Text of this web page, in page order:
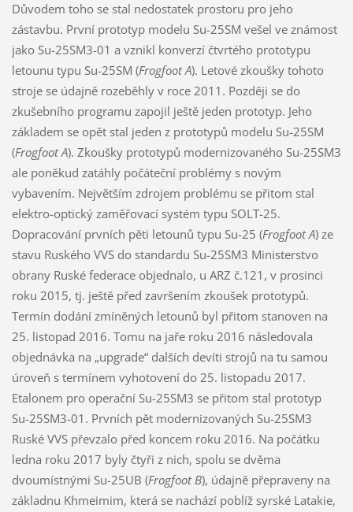
Důvodem toho se stal nedostatek prostoru pro jeho
zástavbu. První prototyp modelu Su-25SM vešel ve známost
jako Su-25SM3-01 a vznikl konverzí čtvrtého prototypu
letounu typu Su-25SM (Frogfoot A). Letové zkoušky tohoto
stroje se údajně rozeběhly v roce 2011. Později se do
zkušebního programu zapojil ještě jeden prototyp. Jeho
základem se opět stal jeden z prototypů modelu Su-25SM
(Frogfoot A). Zkoušky prototypů modernizovaného Su-25SM3
ale poněkud zatáhly počáteční problémy s novým
vybavením. Největším zdrojem problému se přitom stal
elektro-optický zaměřovací systém typu SOLT-25.
Dopracování prvních pěti letounů typu Su-25 (Frogfoot A) ze
stavu Ruského VVS do standardu Su-25SM3 Ministerstvo
obrany Ruské federace objednalo, u ARZ č.121, v prosinci
roku 2015, tj. ještě před završením zkoušek prototypů.
Termín dodání zmíněných letounů byl přitom stanoven na
25. listopad 2016. Tomu na jaře roku 2016 následovala
objednávka na „upgrade“ dalších devíti strojů na tu samou
úroveň s termínem vyhotovení do 25. listopadu 2017.
Etalonem pro operační Su-25SM3 se přitom stal prototyp
Su-25SM3-01. Prvních pět modernizovaných Su-25SM3
Ruské VVS převzalo před koncem roku 2016. Na počátku
ledna roku 2017 byly čtyři z nich, spolu se dvěma
dvoumístnými Su-25UB (Frogfoot B), údajně přepraveny na
základnu Khmeimim, která se nachází poblíž syrské Latakie,